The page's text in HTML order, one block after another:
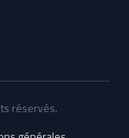
réservés.